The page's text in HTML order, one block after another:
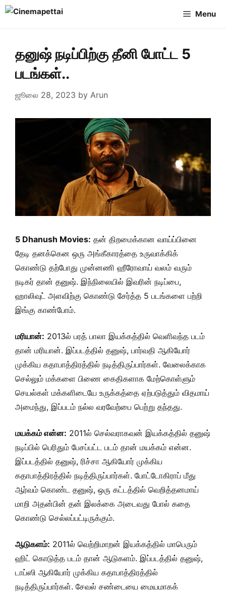
Skip
Menu
தனுஷ் நடிப்பிற்கு தீனி போட்ட 5
படங்கள்..
ஜூலை 28, 2023 by Arun
5 Dhanush Movies: தன் திறமைக்கான வாய்ப்பினை
தேடி தனக்கென ஒரு அங்கீகாரத்தை உருவாக்கிக்
கொண்டு தற்போது முன்னணி ஹீரோவாய் வலம் வரும்
நடிகர் தான் தனுஷ். இந்நிலையில் இவரின் நடிப்பை,
ஹாலிவுட் அளவிற்கு கொண்டு சேர்த்த 5 படங்களை பற்றி
இங்கு காண்போம்.
மரியான்: 2013ல் பரத் பாலா இயக்கத்தில் வெளிவந்த படம்
தான் மரியான். இப்படத்தில் தனுஷ், பார்வதி ஆகியோர்
முக்கிய கதாபாத்திரத்தில் நடித்திருப்பார்கள். வேலைக்காக
செல்லும் மக்களை பிணை கைதிகளாக மேற்கொள்ளும்
செயல்கள் மக்களிடையே உருக்கத்தை ஏற்படுத்தும் விதமாய்
அமைந்து, இப்படம் நல்ல வரவேற்பை பெற்று தந்தது.
மயக்கம் என்ன: 2011ல் செல்வராகவன் இயக்கத்தில் தனுஷ்
நடிப்பில் பெரிதும் பேசப்பட்ட படம் தான் மயக்கம் என்ன.
இப்படத்தில் தனுஷ், ரிச்சா ஆகியோர் முக்கிய
கதாபாத்திரத்தில் நடித்திருப்பார்கள். போட்டோகிராப் மீது
ஆர்வம் கொண்ட தனுஷ், ஒரு கட்டத்தில் வெறித்தனமாய்
மாறி அதன்பின் தன் இலக்கை அடைவது போல் கதை
கொண்டு செல்லப்பட்டிருக்கும்.
ஆடுகளம்: 2011ல் வெற்றிமாறன் இயக்கத்தில் மாபெரும்
ஹிட் கொடுத்த படம் தான் ஆடுகளம். இப்படத்தில் தனுஷ்,
டாப்ஸி ஆகியோர் முக்கிய கதாபாத்திரத்தில்
நடித்திருப்பார்கள். சேவல் சண்டையை மையமாகக்